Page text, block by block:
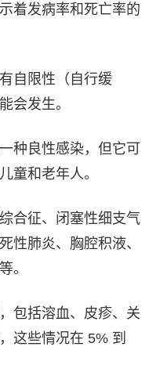
着发病率和死亡率的
自限性（自行缓
会发生。
种良性感染，但它可
童和老年人。
合征、闭塞性细支气
性肺炎、胸腔积液、
。
包括溶血、皮疹、关
这些情况在 5% 到